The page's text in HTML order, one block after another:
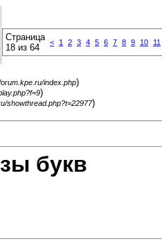
Страница
18 из 64
< 1 2 3 4 5 6 7 8 9 10 11
index.php)
)
showthread.php?t=22977)
букв